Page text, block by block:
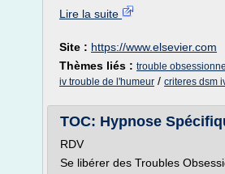
Lire la suite
Site : https://www.elsevier.com
Thèmes liés : trouble
iv trouble de l'humeur / criteres dsm
TOC: Hypnose
RDV
Se libérer des Troubles